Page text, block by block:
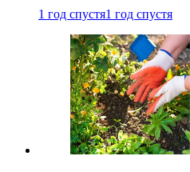
1 год спустя1 год спустя